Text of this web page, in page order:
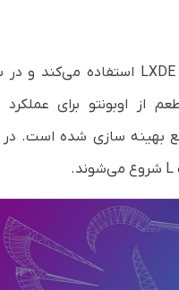
LXDE
از اوبونتو برای عملکرد
بهینه سازی شده است.
L شروع می‌شوند.